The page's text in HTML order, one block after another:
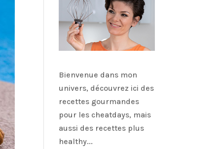
Bienvenue dans mon
univers, découvrez ici des
recettes gourmandes
pour les cheatdays, mais
aussi des recettes plus
healthy...